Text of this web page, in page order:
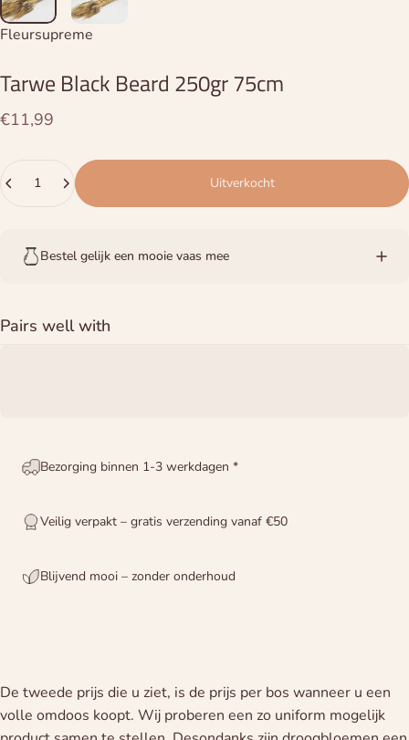
Leverancier:
Fleursupreme
Tarwe Black Beard 250gr75cm
€11,99
Uitverkocht
Bestel gelijk een mooie vaas mee
Pairs well with
Bezorging binnen 1-3 werkdagen *
Veilig verpakt – gratis verzending vanaf €50
Blijvend mooi – zonder onderhoud
De tweede prijs die u ziet, is de prijs per bos wanneer u een
volle omdoos koopt. Wij proberen een zo uniform mogelijk